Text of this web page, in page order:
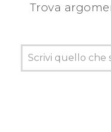
Trova